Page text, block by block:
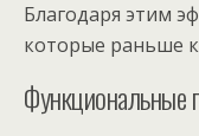
Благодаря этим
которые раньше